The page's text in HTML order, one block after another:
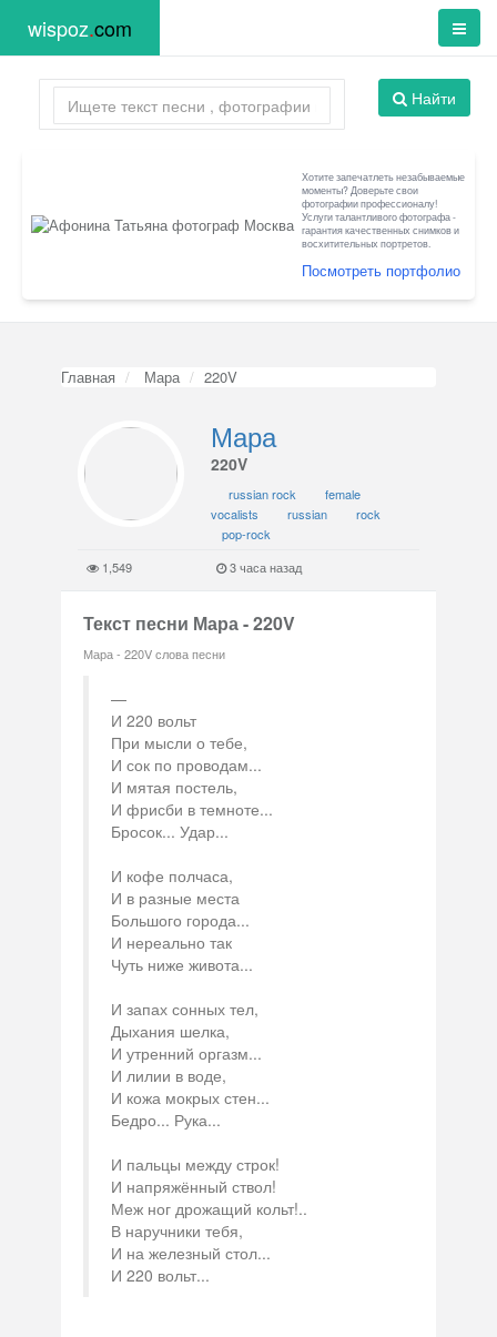
wispoz.com
Найти
Хотите запечатлеть незабываемые
моменты? Доверьте свои
фотографии профессионалу!
Услуги талантливого фотографа -
гарантия качественных снимков и
восхитительных портретов.
Посмотреть портфолио
Главная Мара 220V
Мара
220V
russian rock
female
vocalists
russian
rock
pop-rock
1,549
3 часа назад
Текст песни Мара - 220V
Мара - 220V слова песни
И 220 вольт
При мысли о тебе,
И сок по проводам...
И мятая постель,
И фрисби в темноте...
Бросок... Удар...
И кофе полчаса,
И в разные места
Большого города...
И нереально так
Чуть ниже живота...
И запах сонных тел,
Дыхания шелка,
И утренний оргазм...
И лилии в воде,
И кожа мокрых стен...
Бедро... Рука...
И пальцы между строк!
И напряжённый ствол!
Меж ног дрожащий кольт!..
В наручники тебя,
И на железный стол...
И 220 вольт...